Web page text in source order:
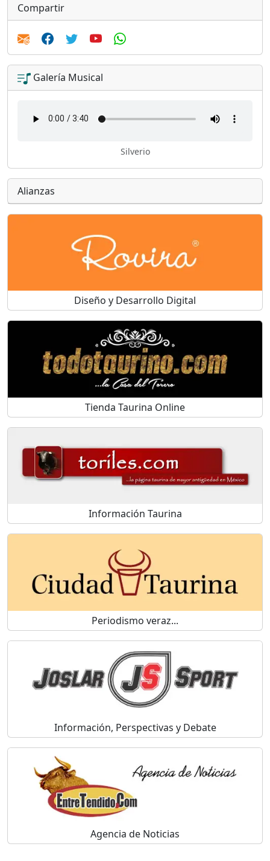
Compartir
Galería Musical
Silverio
Alianzas
Diseño y Desarrollo Digital
Tienda Taurina Online
Información Taurina
Periodismo veraz...
Información, Perspectivas y Debate
Agencia de Noticias